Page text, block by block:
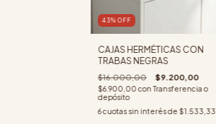
43%OFF
CAJAS HERMÉTICAS CON
TRABAS NEGRAS
$16.000,00 $9.200,00
$6.900,00con Transferencia o
depósito
6cuotas sin interés de $1.533,33